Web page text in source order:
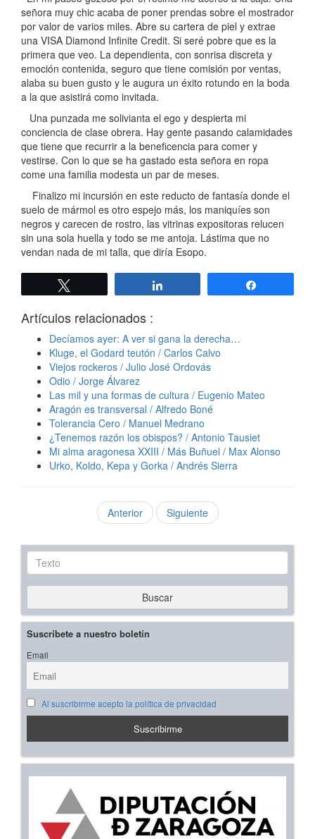
señora muy chic acaba de poner prendas sobre el mostrador
por valor de varios miles. Abre su cartera de piel y extrae
una VISA Diamond Infinite Credit. Si seré pobre que es la
primera que veo. La dependienta, con sonrisa discreta y
emoción contenida, seguro que tiene comisión por ventas,
alaba su buen gusto y le augura un éxito rotundo en la boda
a la que asistirá como invitada.
Una punzada me solivianta el ego y despierta mi
conciencia de clase obrera. Hay gente pasando calamidades
que tiene que recurrir a la beneficencia para comer y
vestirse. Con lo que se ha gastado esta señora en ropa
come una familia modesta un par de meses.
Finalizo mi incursión en este reducto de fantasía donde el
suelo de mármol es otro espejo más, los maniquíes son
negros y carecen de rostro, las vitrinas expositoras relucen
sin una sola huella y todo se me antoja. Lástima que no
vendan nada de mi talla, que diría Esopo.
Artículos relacionados :
Decíamos ayer: A ver si gana la derecha…
Kluge, el Godard teutón / Carlos Calvo
Viejos rockeros / Julio José Ordovás
Odio / Jorge Álvarez
Las mil y una formas de cultura / Eugenio Mateo
Aragón es transversal / Alfredo Boné
Tolerancia Cero / Manuel Medrano
¿Tenemos razón los obispos? / Antonio Tausiet
Mi alma aragonesa XXIII / Más Buñuel / Max Alonso
Urko, Koldo, Kepa y Gorka / Andrés Sierra
Anterior Siguiente
Texto
Buscar
Suscríbete a nuestro boletín
Email
Al suscribirme acepto la política de privacidad